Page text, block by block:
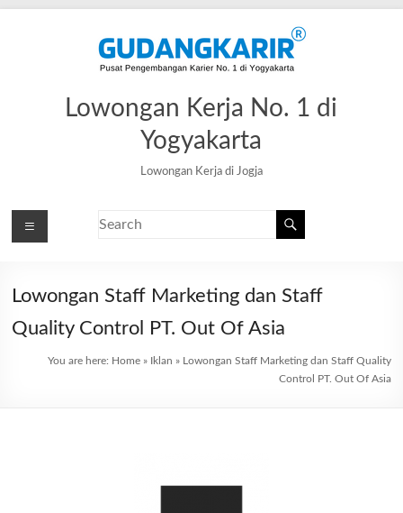
Lowongan Kerja No. 1 di
Yogyakarta
Lowongan Kerja di Jogja
Lowongan Staff Marketing dan Staff
Quality Control PT. Out Of Asia
You are here: Home» Iklan » Lowongan Staff Marketing dan Staff Quality
Control PT. Out Of Asia